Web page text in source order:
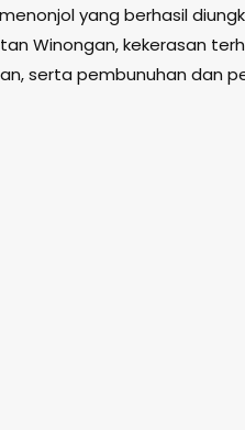
yang berhasil
Winongan, kekerasan
serta pembunuhan dan